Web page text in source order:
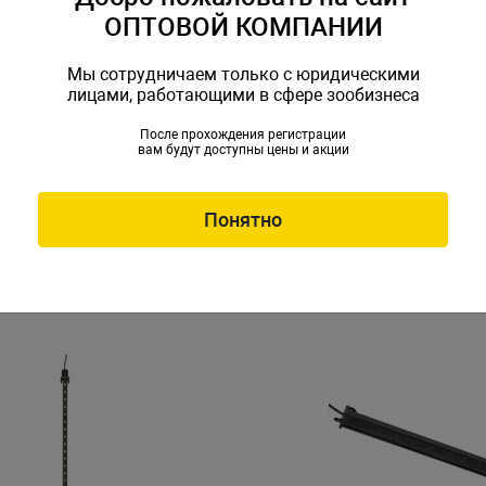
погружной Naribo LM-
светодиоды,
Светильник погружной
430WRB 7Вт, белые,
светодиоды, 43х2,1х1,1см
Артикул: NR-087354
ОПТОВОЙ КОМПАНИИ
Мы сотрудничаем только с юридическими
лицами, работающими в сфере зообизнеса
После прохождения регистрации
вам будут доступны цены и акции
Понятно